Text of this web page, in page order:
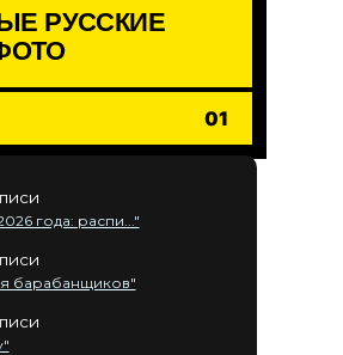
РУССКИЕ
01
года: распи..."
барабанщиков"